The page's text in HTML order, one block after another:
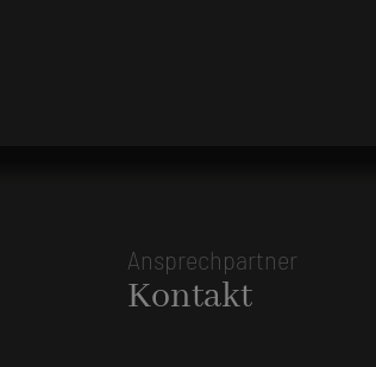
Ansprechpartner
Kontakt